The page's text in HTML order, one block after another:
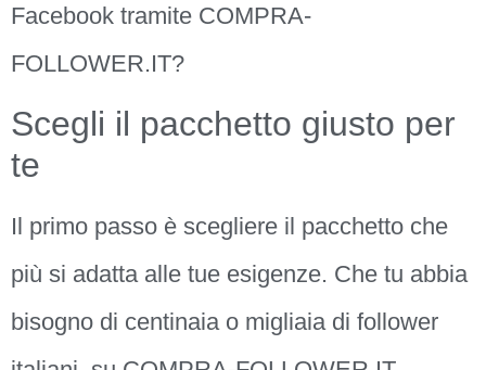
Facebook tramite COMPRA-
FOLLOWER.IT?
Scegli il pacchetto giusto per
te
Il primo passo è scegliere il pacchetto che
più si adatta alle tue esigenze. Che tu abbia
bisogno di centinaia o migliaia di follower